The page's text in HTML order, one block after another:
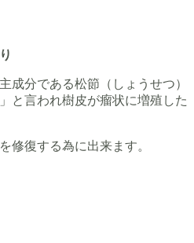
主成分である松節（しょうせつ）
と言われ樹皮が瘤状に増殖した
修復する為に出来ます。